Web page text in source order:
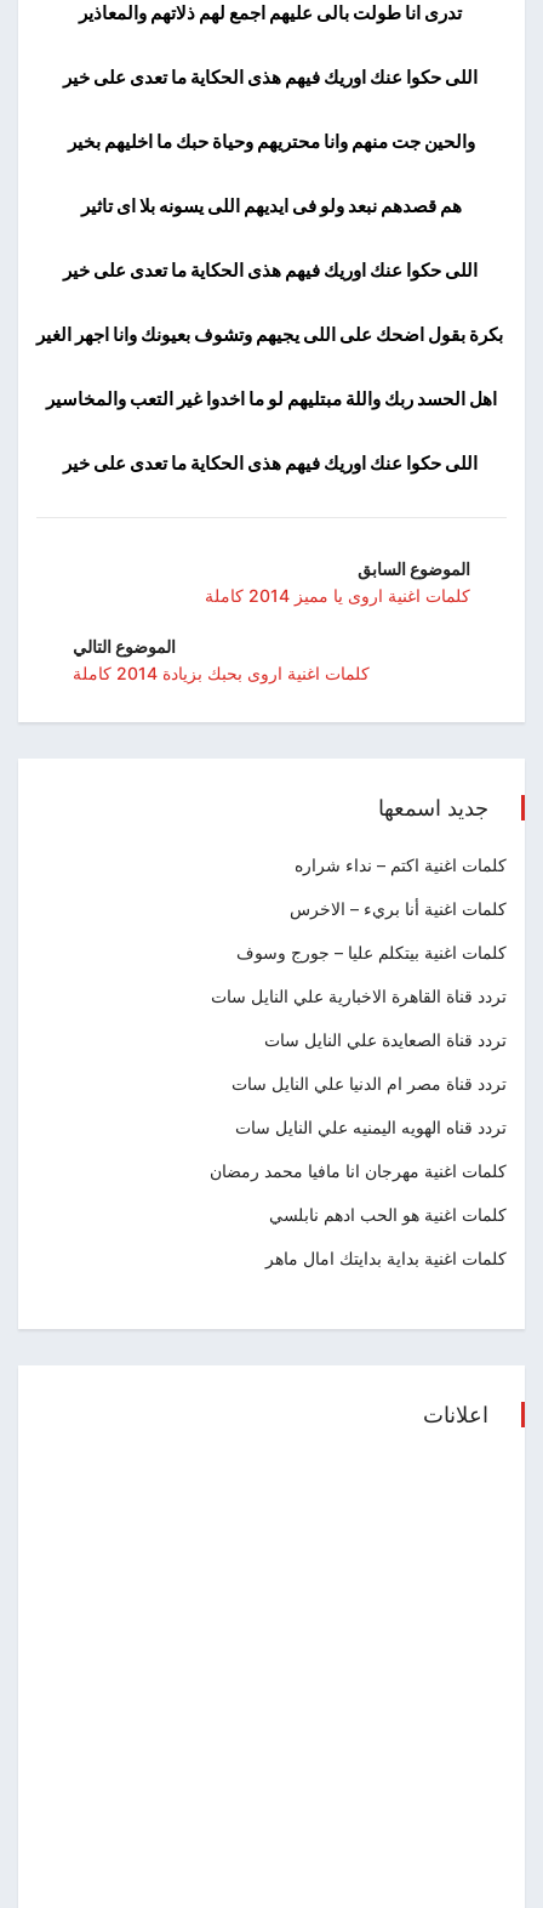
تدرى انا طولت بالى عليهم اجمع لهم ذلاتهم والمعاذير
اللى حكوا عنك اوريك فيهم هذى الحكاية ما تعدى على خير
والحين جت منهم وانا محتريهم وحياة حبك ما اخليهم بخير
هم قصدهم نبعد ولو فى ايديهم اللى يسونه بلا اى تاثير
اللى حكوا عنك اوريك فيهم هذى الحكاية ما تعدى على خير
بكرة بقول اضحك على اللى يجيهم وتشوف بعيونك وانا اجهر الغير
اهل الحسد ربك واللة مبتليهم لو ما اخدوا غير التعب والمخاسير
اللى حكوا عنك اوريك فيهم هذى الحكاية ما تعدى على خير
الموضوع السابق
كلمات اغنية اروى يا مميز 2014 كاملة
الموضوع التالي
كلمات اغنية اروى بحبك بزيادة 2014 كاملة
جديد اسمعها
كلمات اغنية اكتم – نداء شراره
كلمات اغنية أنا بريء – الاخرس
كلمات اغنية بيتكلم عليا – جورج وسوف
تردد قناة القاهرة الاخبارية علي النايل سات
تردد قناة الصعايدة علي النايل سات
تردد قناة مصر ام الدنيا علي النايل سات
تردد قناه الهويه اليمنيه علي النايل سات
كلمات اغنية مهرجان انا مافيا محمد رمضان
كلمات اغنية هو الحب ادهم نابلسي
كلمات اغنية بداية بدايتك امال ماهر
اعلانات